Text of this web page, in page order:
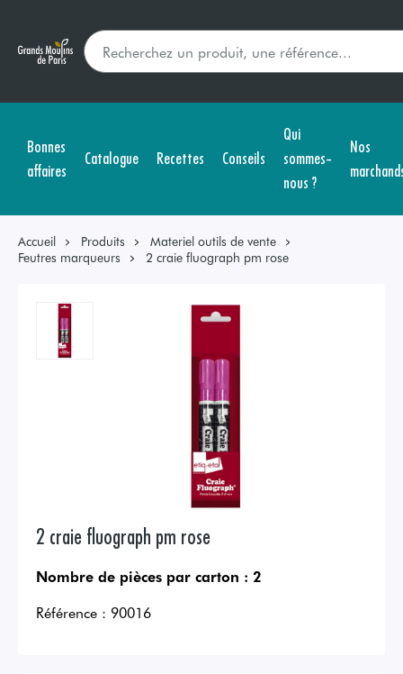
Bonnes
affaires
Catalogue Recettes Conseils
Qui
sommes-
nous ?
Nos
Accueil Produits
Materiel outils de vente
Feutres marqueurs
2 craie fluograph pm rose
2 craie fluograph pm rose
Nombre de pièces par carton : 2
Référence : 90016